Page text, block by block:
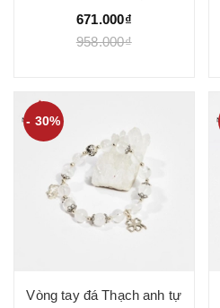
charm - Mẫu VC0246 -
Ngọc Quý
671.000₫
958.000₫
- 30%
Vòng tay đá Thạch anh tự